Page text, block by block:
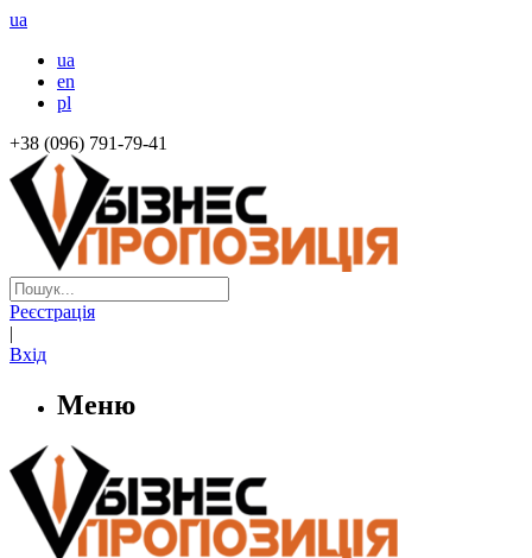
ua
ua
en
pl
+38 (096) 791-79-41
Реєстрація
|
Вхід
Меню